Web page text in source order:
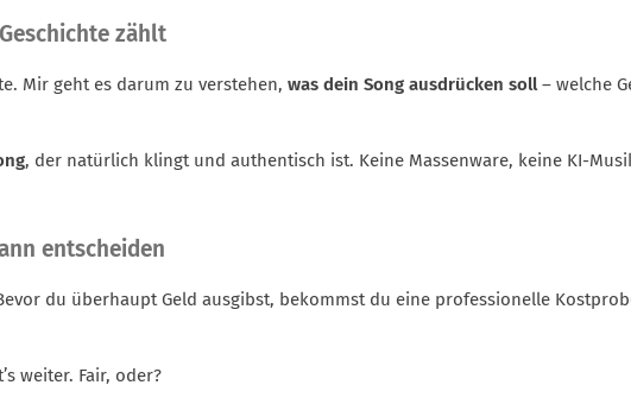
zählt
Mir geht es darum zu verstehen, was dein Song ausdrücken soll– welche
, der natürlich klingt und authentisch ist. Keine Massenware, keine KI-
entscheiden
du überhaupt Geld ausgibst, bekommst du eine professionelle
weiter. Fair, oder?